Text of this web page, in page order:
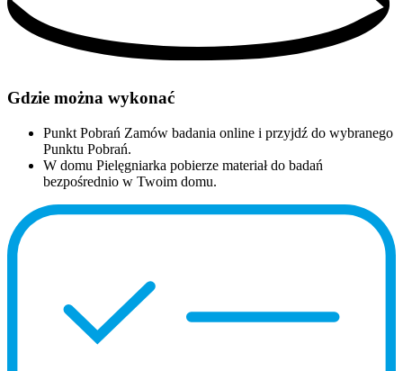
Gdzie można wykonać
Punkt Pobrań Zamów badania online i przyjdź do wybranego
Punktu Pobrań.
W domu Pielęgniarka pobierze materiał do badań
bezpośrednio w Twoim domu.